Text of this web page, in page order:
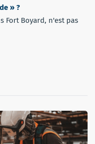
» ?
Fort Boyard, n'est pas